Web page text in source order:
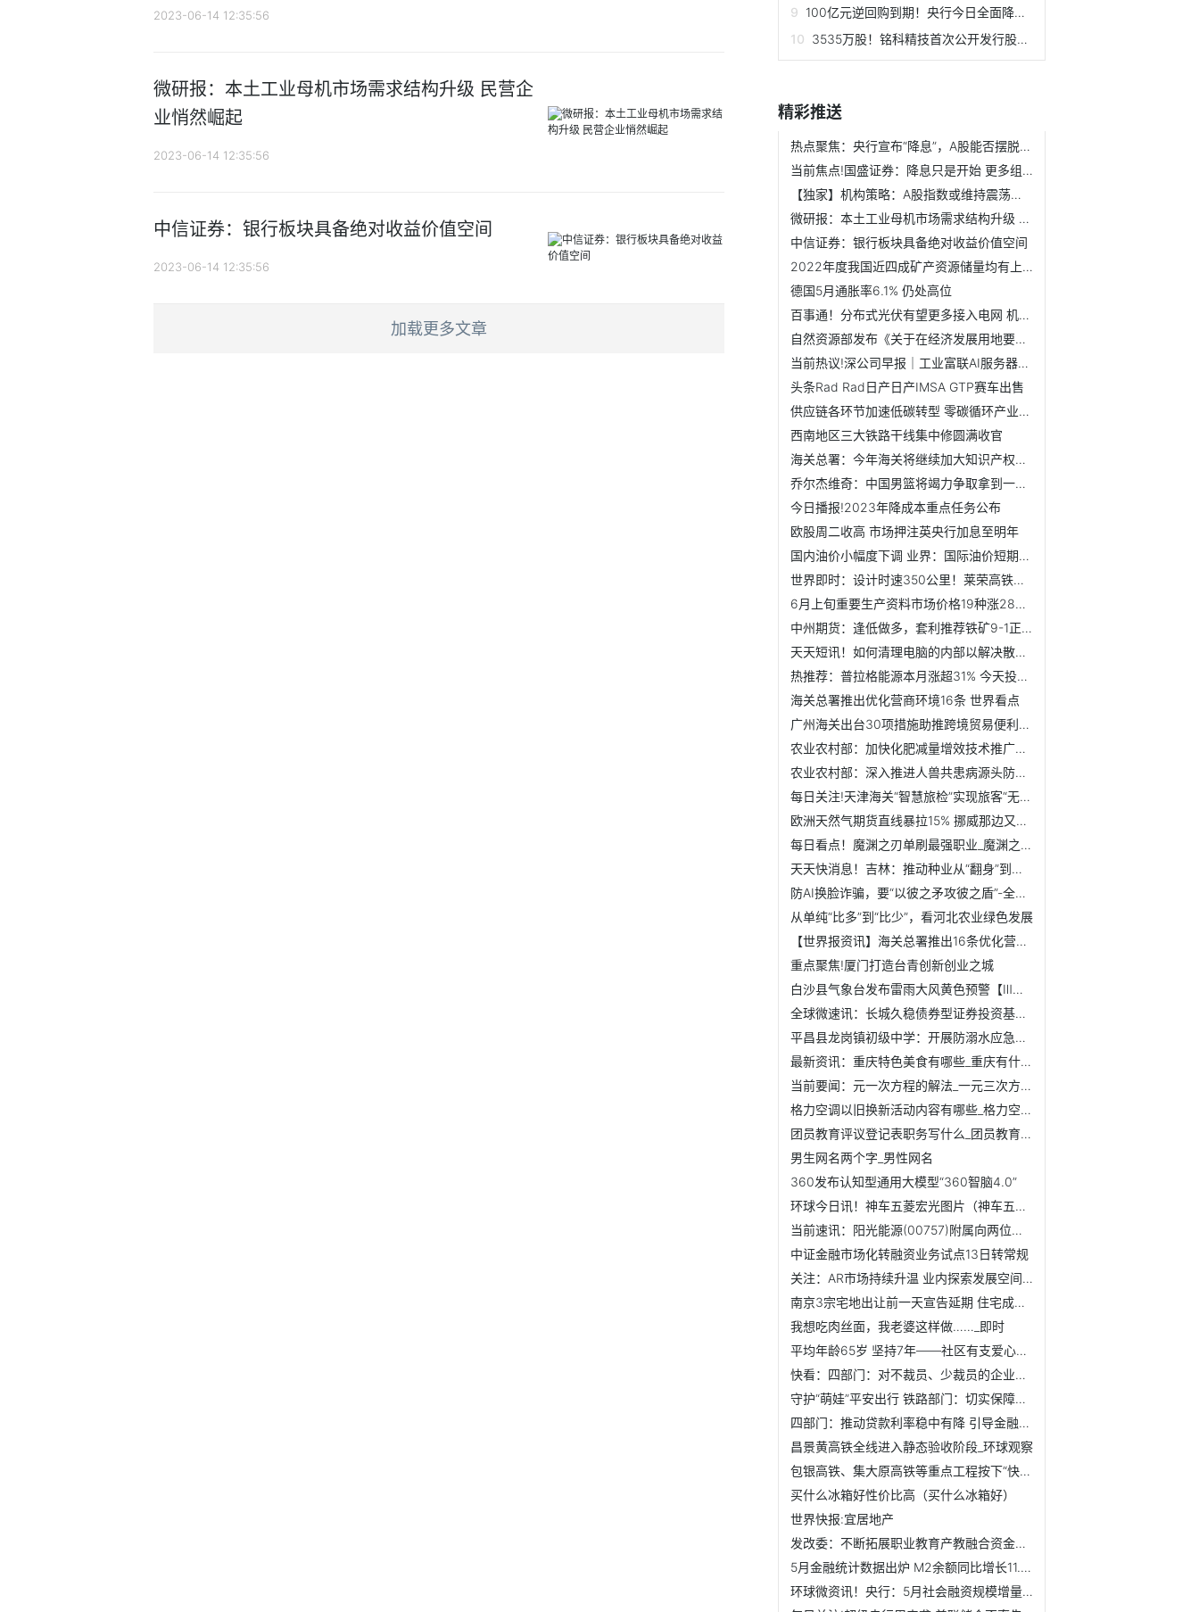
2023-06-14 12:35:56
微研报：本土工业母机市场需求结构升级 民营企
业悄然崛起
2023-06-14 12:35:56
中信证券：银行板块具备绝对收益价值空间
2023-06-14 12:35:56
加载更多文章
100亿元逆回购到期！央行今日全面降准落地
3535万股！铭科精技首次公开发行股票招股意向书
精彩推送
热点聚焦：央行宣布“降息”，A股能否摆脱弱势？丨就市论市
当前焦点!国盛证券：降息只是开始 更多组合拳正在路上丨投资...
【独家】机构策略：A股指数或维持震荡格局 关注半导体、文化...
微研报：本土工业母机市场需求结构升级 民营企业悄然崛起
中信证券：银行板块具备绝对收益价值空间
2022年度我国近四成矿产资源储量均有上升
德国5月通胀率6.1% 仍处高位
百事通！分布式光伏有望更多接入电网 机构建议关注一体化组...
自然资源部发布《关于在经济发展用地要素保障工作中严守底线...
当前热议!深公司早报｜工业富联AI服务器业务对一季度产生的业...
头条Rad Rad日产日产IMSA GTP赛车出售
供应链各环节加速低碳转型 零碳循环产业迎来新发展机遇-天天...
西南地区三大铁路干线集中修圆满收官
海关总署：今年海关将继续加大知识产权保护力度
乔尔杰维奇：中国男篮将竭力争取拿到一张奥运参赛门票
今日播报!2023年降成本重点任务公布
欧股周二收高 市场押注英央行加息至明年
国内油价小幅度下调 业界：国际油价短期或将偏弱运行
世界即时：设计时速350公里！莱荣高铁正式进入静态验收阶段
6月上旬重要生产资料市场价格19种涨28种降3种持平
中州期货：逢低做多，套利推荐铁矿9-1正套 全球最新
天天短讯！如何清理电脑的内部以解决散热问题
热推荐：普拉格能源本月涨超31% 今天投资者日受关注 绿氢产...
海关总署推出优化营商环境16条 世界看点
广州海关出台30项措施助推跨境贸易便利化-今日讯
农业农村部：加快化肥减量增效技术推广应用 努力实现“一减...
农业农村部：深入推进人兽共患病源头防控-动态
每日关注!天津海关“智慧旅检”实现旅客“无感通关”
欧洲天然气期货直线暴拉15% 挪威那边又出幺蛾子了
每日看点！魔渊之刃单刷最强职业_魔渊之刃什么职业最强 魔渊...
天天快消息！吉林：推动种业从“翻身”到走强
防AI换脸诈骗，要“以彼之矛攻彼之盾”-全球资讯
从单纯“比多”到“比少”，看河北农业绿色发展
【世界报资讯】海关总署推出16条优化营商环境新举措
重点聚焦!厦门打造台青创新创业之城
白沙县气象台发布雷雨大风黄色预警【Ⅲ级/较重】【2023-06-14...
全球微速讯：长城久稳债券型证券投资基金暂停大额申购、大额...
平昌县龙岗镇初级中学：开展防溺水应急救护演练
最新资讯：重庆特色美食有哪些_重庆有什么特色小吃
当前要闻：元一次方程的解法_一元三次方程的韦达定理
格力空调以旧换新活动内容有哪些_格力空调以旧换新活动 全球速读
团员教育评议登记表职务写什么_团员教育评议登记表 环球观焦点
男生网名两个字_男性网名
360发布认知型通用大模型“360智脑4.0”
环球今日讯！神车五菱宏光图片（神车五菱宏光）
当前速讯：阳光能源(00757)附属向两位卖方购买江苏悦阳光伏科...
中证金融市场化转融资业务试点13日转常规
关注：AR市场持续升温 业内探索发展空间计算终端
南京3宗宅地出让前一天宣告延期 住宅成交量连续两个月下降
我想吃肉丝面，我老婆这样做……_即时
平均年龄65岁 坚持7年——社区有支爱心理发服务队
快看：四部门：对不裁员、少裁员的企业继续实施普惠性失业保...
守护“萌娃”平安出行 铁路部门：切实保障儿童旅客乘车权益
四部门：推动贷款利率稳中有降 引导金融资源精准滴灌
昌景黄高铁全线进入静态验收阶段_环球观察
包银高铁、集大原高铁等重点工程按下“快进键” 世界速看料
买什么冰箱好性价比高（买什么冰箱好）
世界快报:宜居地产
发改委：不断拓展职业教育产教融合资金支持渠道-观热点
5月金融统计数据出炉 M2余额同比增长11.6% 关注
环球微资讯！央行：5月社会融资规模增量1.56万亿元